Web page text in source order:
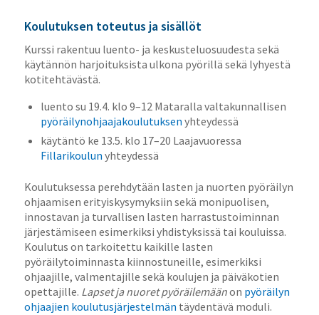
Koulutuksen toteutus ja sisällöt
Kurssi rakentuu luento- ja keskusteluosuudesta sekä
käytännön harjoituksista ulkona pyörillä sekä lyhyestä
kotitehtävästä.
luento su 19.4. klo 9–12 Mataralla valtakunnallisen
pyöräilynohjaajakoulutuksen yhteydessä
käytäntö ke 13.5. klo 17–20 Laajavuoressa
Fillarikoulun yhteydessä
Koulutuksessa perehdytään lasten ja nuorten pyöräilyn
ohjaamisen erityiskysymyksiin sekä monipuolisen,
innostavan ja turvallisen lasten harrastustoiminnan
järjestämiseen esimerkiksi yhdistyksissä tai kouluissa.
Koulutus on tarkoitettu kaikille lasten
pyöräilytoiminnasta kiinnostuneille, esimerkiksi
ohjaajille, valmentajille sekä koulujen ja päiväkotien
opettajille. Lapset ja nuoret pyöräilemäänon pyöräilyn
ohjaajien koulutusjärjestelmän täydentävä moduli.